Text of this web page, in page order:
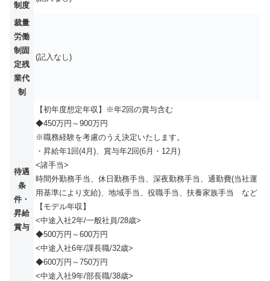
制度
裁量
労働
制固
定残
業代
制
(記入なし)
待遇
条
件・
昇給
賞与
【初年度想定年収】※年2回の賞与含む
◆450万円～900万円
※職務経験を考慮のうえ決定いたします。
・昇給年1回(4月)、賞与年2回(6月・12月)
<諸手当>
時間外勤務手当、休日勤務手当、深夜勤務手当、通勤費(当社運
用基準により支給)、地域手当、役職手当、扶養家族手当 など
【モデル年収】
<中途入社2年/一般社員/28歳>
◆500万円～600万円
<中途入社6年/課長職/32歳>
◆600万円～750万円
<中途入社9年/部長職/38歳>